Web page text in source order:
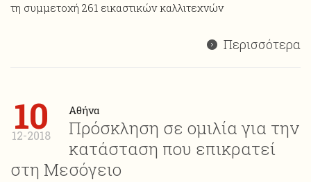
τη συμμετοχή 261 εικαστικών καλλιτεχνών
Περισσότερα
10
12-2018
Αθήνα
Πρόσκληση σε ομιλία για την
κατάσταση που επικρατεί
στη Μεσόγειο